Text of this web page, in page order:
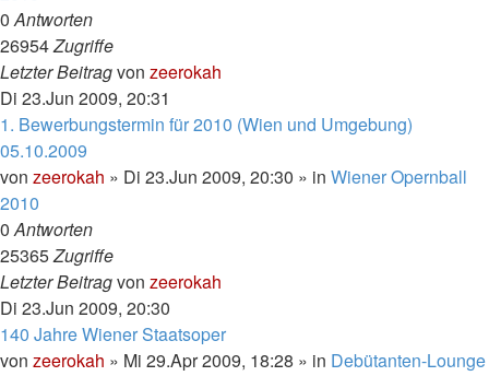
0Antworten
26954Zugriffe
Letzter Beitragvon zeerokah
Di 23.Jun 2009, 20:31
1. Bewerbungstermin für 2010 (Wien und Umgebung)
05.10.2009
von zeerokah » Di 23.Jun 2009, 20:30 » in Wiener Opernball
2010
0Antworten
25365Zugriffe
Letzter Beitragvon zeerokah
Di 23.Jun 2009, 20:30
140 Jahre Wiener Staatsoper
von zeerokah » Mi 29.Apr 2009, 18:28 » in Debütanten-Lounge